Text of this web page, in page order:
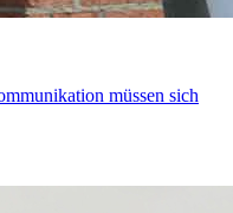
müssen sich